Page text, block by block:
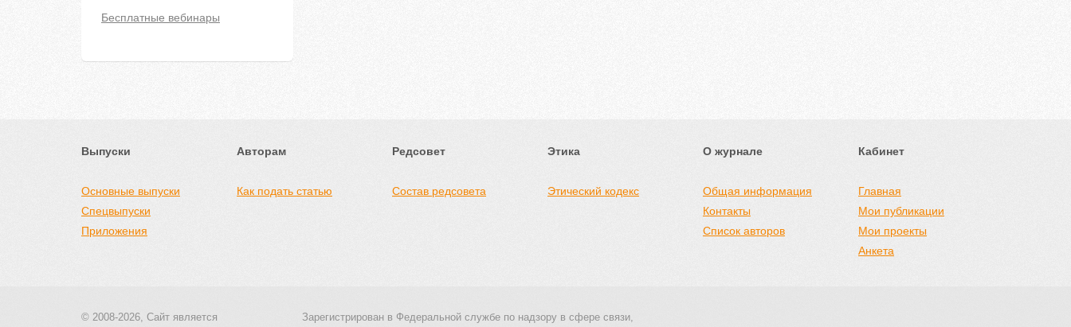
Бесплатные вебинары
Выпуски
Основные выпуски
Спецвыпуски
Приложения
Авторам
Как подать статью
Редсовет
Состав редсовета
Этика
Этический кодекс
О журнале
Общая информация
Контакты
Список авторов
Кабинет
Главная
Мои публикации
Мои проекты
Анкета
© 2008-2026, Сайт является
Зарегистрирован в Федеральной службе по надзору в сфере связи,